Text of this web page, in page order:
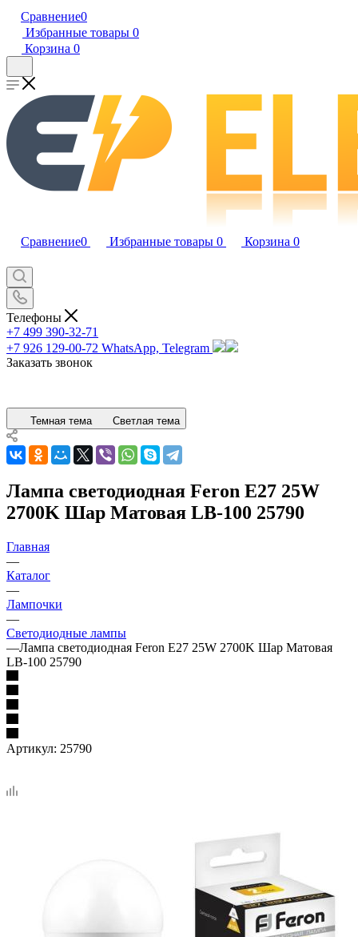
Сравнение0
Избранные товары 0
Корзина 0
Сравнение0 Избранные товары 0 Корзина 0
Телефоны
+7 499 390-32-71
+7 926 129-00-72 WhatsApp, Telegram
Заказать звонок
Темная тема Светлая тема
Лампа светодиодная Feron E27 25W
2700K Шар Матовая LB-100 25790
Главная
—
Каталог
—
Лампочки
—
Светодиодные лампы
—Лампа светодиодная Feron E27 25W 2700K Шар Матовая
LB-100 25790
Артикул: 25790